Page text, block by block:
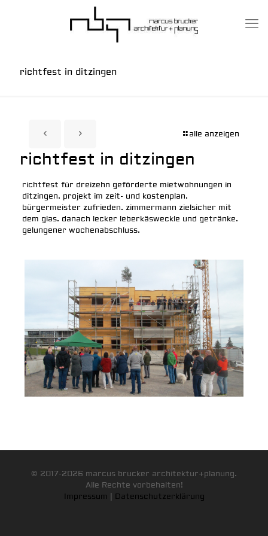
richtfest in ditzingen
alle anzeigen
richtfest in ditzingen
richtfest für dreizehn geförderte mietwohnungen in
ditzingen. projekt im zeit- und kostenplan.
bürgermeister zufrieden. zimmermann zielsicher mit
dem glas. danach lecker leberkäsweckle und getränke.
gelungener wochenabschluss.
© 2017-2026 marcus brucker architektur+planung.
Alle Rechte vorbehalten!
Impressum
Datenschutzerklärung